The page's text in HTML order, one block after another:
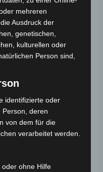
bis 25 km/h
– Details im
Ah (abhängig von
mehreren
Ausdruck der
genetischen,
kulturellen oder
Person sind,
identifizierte oder
Person, deren
von dem für die
verarbeitet werden.
ohne Hilfe